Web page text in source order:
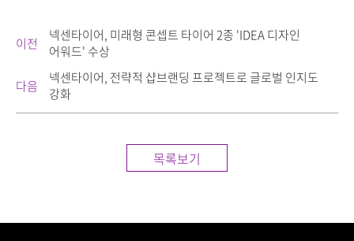
이전
넥센타이어, 미래형 콘셉트 타이어 2종 'IDEA 디자인
어워드' 수상
다음
넥센타이어, 전략적 샵브랜딩 프로젝트로 글로벌 인지도
강화
목록보기